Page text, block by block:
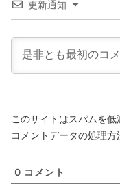
更新通知
このサイトはスパムを
コメントデータの処理
0 コメント